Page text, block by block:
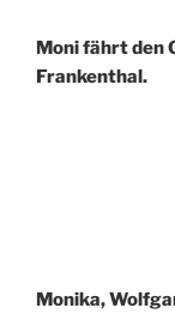
Moni fährt den
Frankenthal.
Monika,